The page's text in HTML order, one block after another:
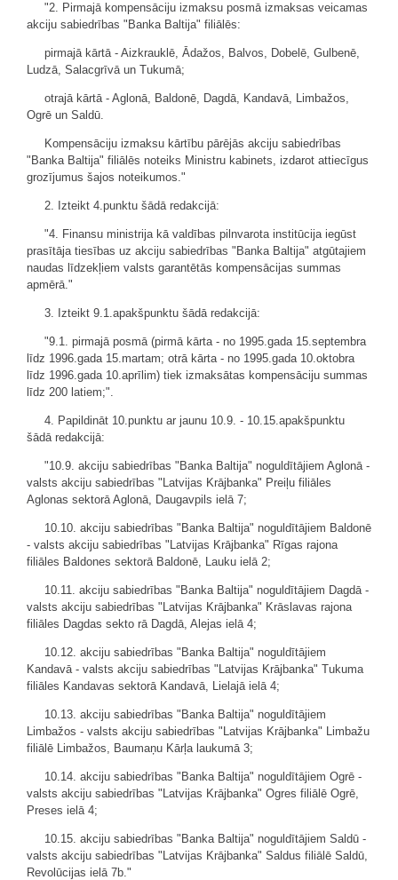
"2. Pirmajā kompensāciju izmaksu posmā izmaksas veicamas
akciju sabiedrības "Banka Baltija" filiālēs:
pirmajā kārtā - Aizkrauklē, Ādažos, Balvos, Dobelē, Gulbenē,
Ludzā, Salacgrīvā un Tukumā;
otrajā kārtā - Aglonā, Baldonē, Dagdā, Kandavā, Limbažos,
Ogrē un Saldū.
Kompensāciju izmaksu kārtību pārējās akciju sabiedrības
"Banka Baltija" filiālēs noteiks Ministru kabinets, izdarot attiecīgus
grozījumus šajos noteikumos."
2. Izteikt 4.punktu šādā redakcijā:
"4. Finansu ministrija kā valdības pilnvarota institūcija iegūst
prasītāja tiesības uz akciju sabiedrības "Banka Baltija" atgūtajiem
naudas līdzekļiem valsts garantētās kompensācijas summas
apmērā."
3. Izteikt 9.1.apakšpunktu šādā redakcijā:
"9.1. pirmajā posmā (pirmā kārta - no 1995.gada 15.septembra
līdz 1996.gada 15.martam; otrā kārta - no 1995.gada 10.oktobra
līdz 1996.gada 10.aprīlim) tiek izmaksātas kompensāciju summas
līdz 200 latiem;".
4. Papildināt 10.punktu ar jaunu 10.9. - 10.15.apakšpunktu
šādā redakcijā:
"10.9. akciju sabiedrības "Banka Baltija" noguldītājiem Aglonā -
valsts akciju sabiedrības "Latvijas Krājbanka" Preiļu filiāles
Aglonas sektorā Aglonā, Daugavpils ielā 7;
10.10. akciju sabiedrības "Banka Baltija" noguldītājiem Baldonē
- valsts akciju sabiedrības "Latvijas Krājbanka" Rīgas rajona
filiāles Baldones sektorā Baldonē, Lauku ielā 2;
10.11. akciju sabiedrības "Banka Baltija" noguldītājiem Dagdā -
valsts akciju sabiedrības "Latvijas Krājbanka" Krāslavas rajona
filiāles Dagdas sekto rā Dagdā, Alejas ielā 4;
10.12. akciju sabiedrības "Banka Baltija" noguldītājiem
Kandavā - valsts akciju sabiedrības "Latvijas Krājbanka" Tukuma
filiāles Kandavas sektorā Kandavā, Lielajā ielā 4;
10.13. akciju sabiedrības "Banka Baltija" noguldītājiem
Limbažos - valsts akciju sabiedrības "Latvijas Krājbanka" Limbažu
filiālē Limbažos, Baumaņu Kārļa laukumā 3;
10.14. akciju sabiedrības "Banka Baltija" noguldītājiem Ogrē -
valsts akciju sabiedrības "Latvijas Krājbanka" Ogres filiālē Ogrē,
Preses ielā 4;
10.15. akciju sabiedrības "Banka Baltija" noguldītājiem Saldū -
valsts akciju sabiedrības "Latvijas Krājbanka" Saldus filiālē Saldū,
Revolūcijas ielā 7b."